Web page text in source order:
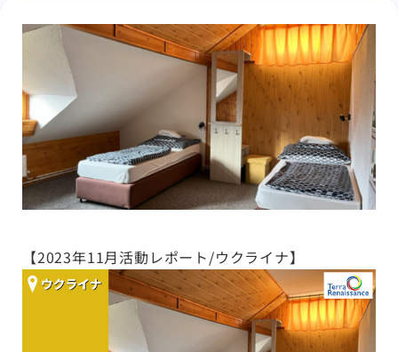
【2023年11月活動レポート/ウクライナ】